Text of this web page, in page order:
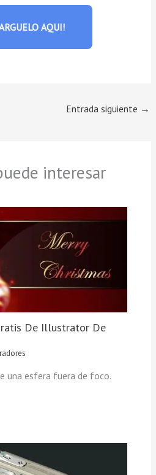
AQUI!
Entrada siguiente →
interesar
De Illustrator De
una esfera fuera de foco.